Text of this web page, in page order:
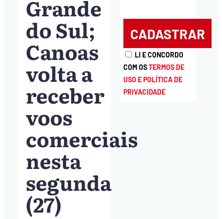
Grande
do Sul;
Canoas
volta a
receber
voos
comerciais
nesta
segunda
(27)
LI E CONCORDO
COM OSTERMOS DE
USO E POLÍTICA DE
PRIVACIDADE